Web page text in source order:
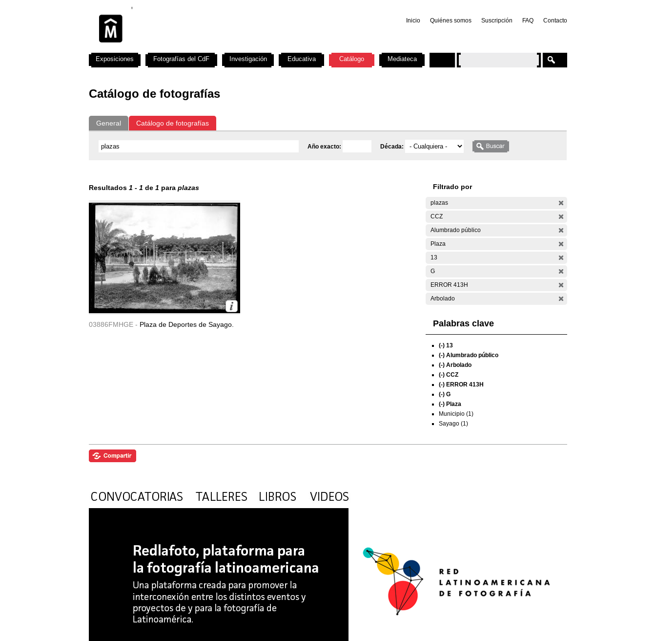
Inicio Quiénes somos Suscripción FAQ Contacto
Catálogo de fotografías
General Catálogo de fotografías
Año exacto: Década:
Resultados 1 - 1 de 1 para plazas
03886FMHGE - Plaza de Deportes de Sayago.
Filtrado por
plazas
CCZ
Alumbrado público
Plaza
13
G
ERROR 413H
Arbolado
Palabras clave
(-) 13
(-) Alumbrado público
(-) Arbolado
(-) CCZ
(-) ERROR 413H
(-) G
(-) Plaza
Municipio (1)
Sayago (1)
Exposiciones Fotografías del CdF Investigación Educativa Catálogo Mediateca